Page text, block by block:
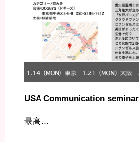
USA Communication seminar
最高…